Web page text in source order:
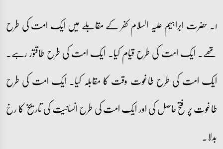
۱۔ حضرت ابراہیم علیہ السلام کفر کے مقابلے میں ایک امت کی طرح
تھے۔ ایک امت کی طرح قیام کیا۔ ایک امت کی طرح طاقتور رہے۔
ایک امت کی طرح طاغوت وقت کا مقابلہ کیا۔ ایک امت کی طرح
طاغوت پر فتح حاصل کی اور ایک امت کی طرح انسانیت کی تاریخ کا رخ
بدلا۔